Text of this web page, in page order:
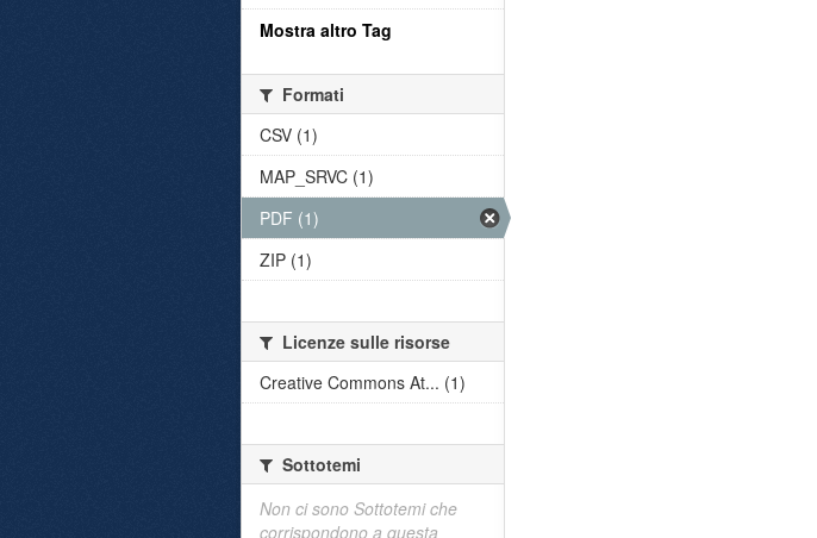
Mostra altro Tag
Formati
CSV (1)
MAP_SRVC (1)
PDF (1)
ZIP (1)
Licenze sulle risorse
Creative Commons At... (1)
Sottotemi
Non ci sono Sottotemi che
corrispondono a questa